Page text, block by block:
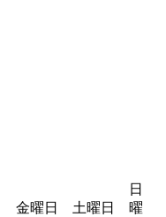
金曜日 土曜日
日
曜